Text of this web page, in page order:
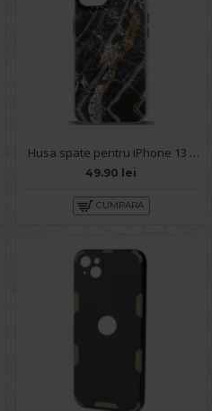
Husa spate pentru iPhone 13 - Misty Case
49.90 lei
CUMPARA